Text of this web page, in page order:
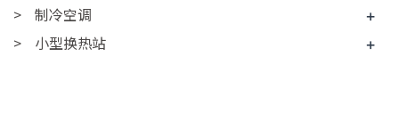
制冷空调
+
小型换热站
+